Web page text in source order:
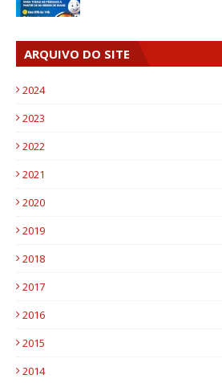
ARQUIVO DO SITE
2024
2023
2022
2021
2020
2019
2018
2017
2016
2015
2014